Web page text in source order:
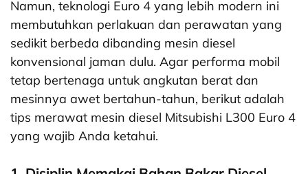
Namun, teknologi Euro 4 yang lebih modern ini
membutuhkan perlakuan dan perawatan yang
sedikit berbeda dibanding mesin diesel
konvensional jaman dulu. Agar performa mobil
tetap bertenaga untuk angkutan berat dan
mesinnya awet bertahun-tahun, berikut adalah
tips merawat mesin diesel Mitsubishi L300 Euro 4
yang wajib Anda ketahui.